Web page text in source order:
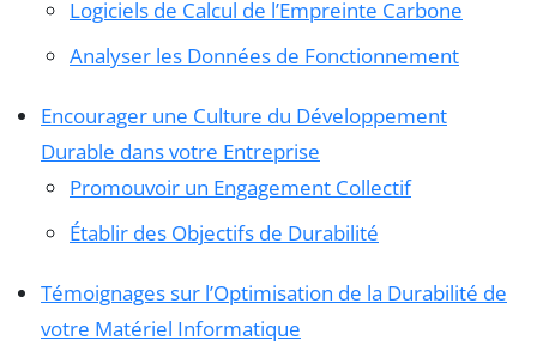
Logiciels de Calcul de l’Empreinte Carbone
Analyser les Données de Fonctionnement
Encourager une Culture du Développement
Durable dans votre Entreprise
Promouvoir un Engagement Collectif
Établir des Objectifs de Durabilité
Témoignages sur l’Optimisation de la Durabilité de
votre Matériel Informatique